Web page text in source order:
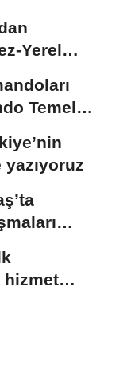
Yerel
Temel
hizmet